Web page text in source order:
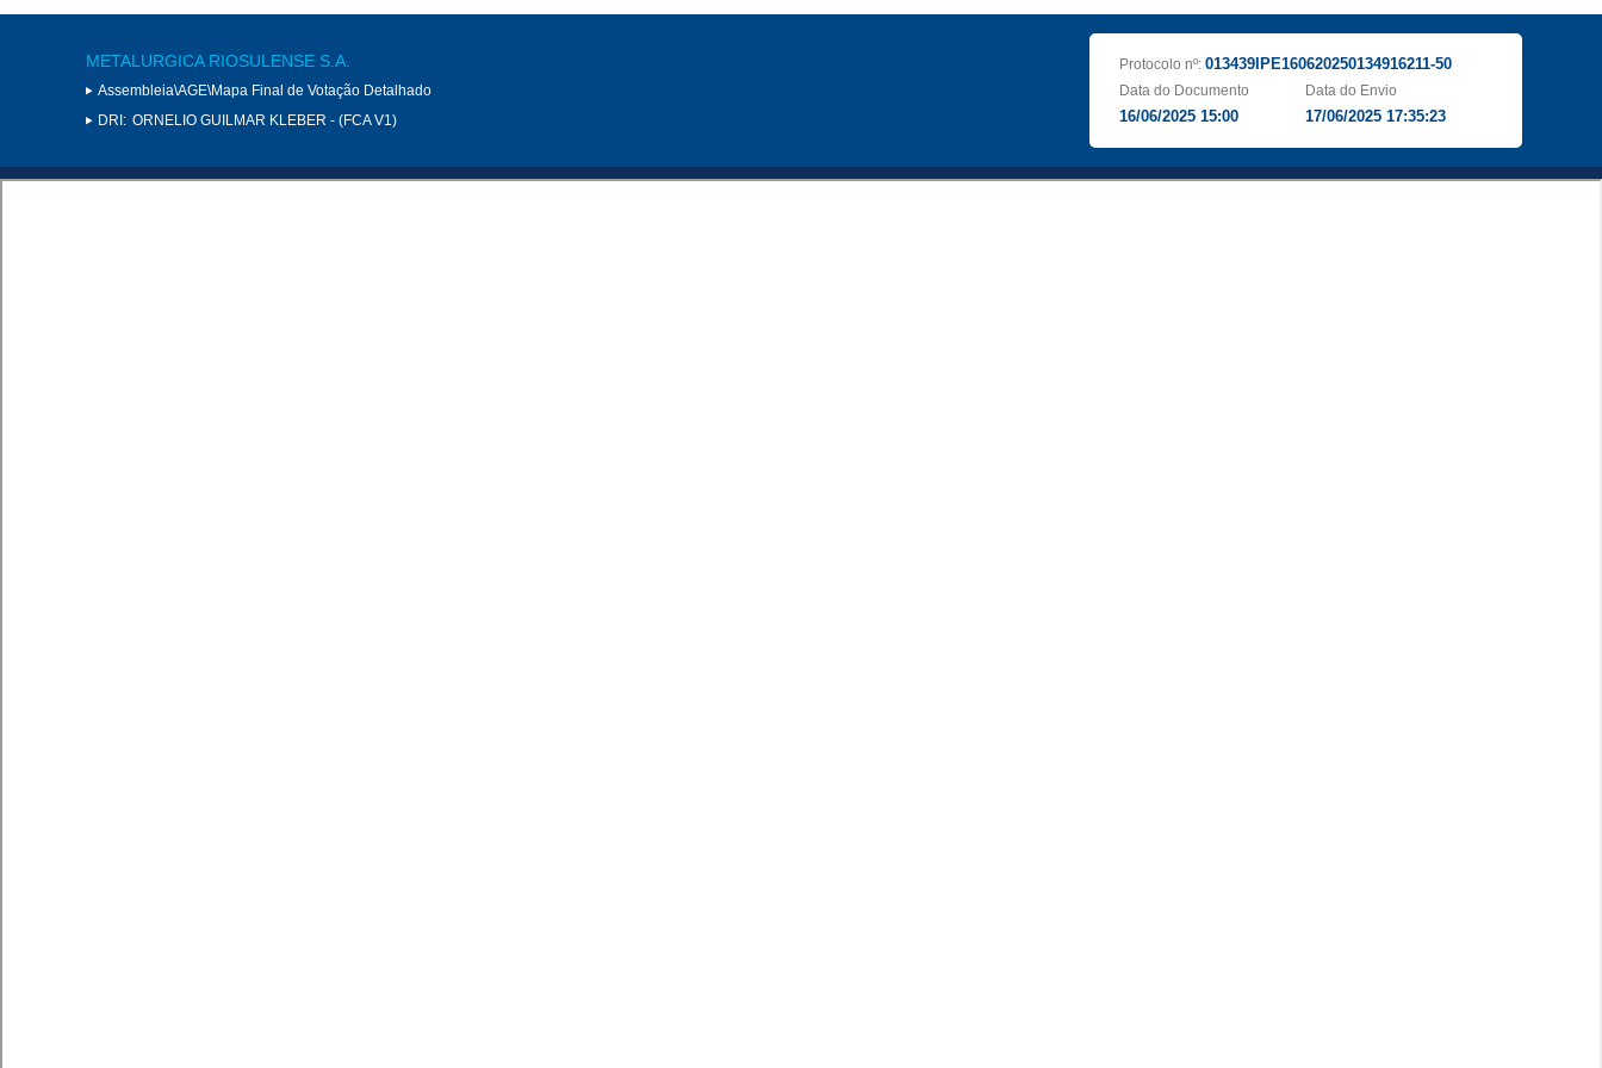
METALURGICA RIOSULENSE S.A.
Assembleia\AGE\Mapa Final de Votação Detalhado
DRI: ORNELIO GUILMAR KLEBER - (FCA V1)
Protocolo nº: 013439IPE160620250134916211-50
Data do Documento
16/06/2025 15:00
Data do Envio
17/06/2025 17:35:23